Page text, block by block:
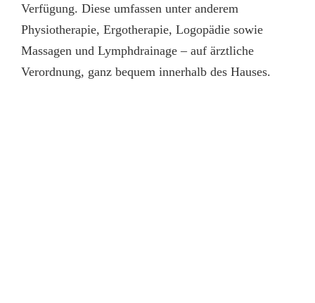
Verfügung. Diese umfassen unter anderem
Physiotherapie, Ergotherapie, Logopädie sowie
Massagen und Lymphdrainage – auf ärztliche
Verordnung, ganz bequem innerhalb des Hauses.